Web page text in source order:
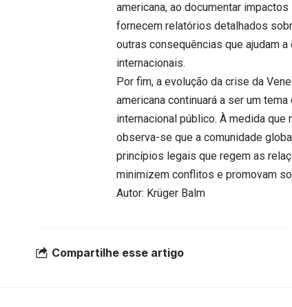
americana, ao documentar
fornecem relatórios detalhados
outras consequências que ajudam
internacionais.
Por fim, a evolução da crise da
americana continuará a ser um
internacional público. À medida
observa-se que a comunidade
princípios legais que regem as
minimizem conflitos e promovam
Autor: Krüger Balm
Compartilhe esse artigo